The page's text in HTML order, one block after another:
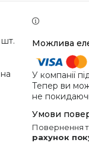
У компанії
Тепер ви
не
повернення
рахунок